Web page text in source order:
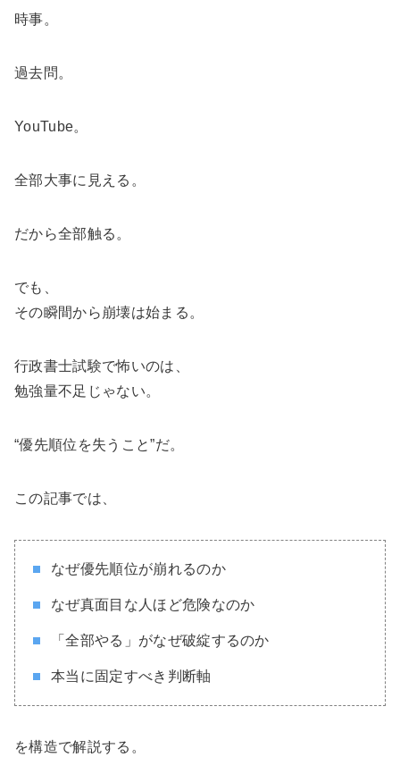
時事。
過去問。
YouTube。
全部大事に見える。
だから全部触る。
でも、
その瞬間から崩壊は始まる。
行政書士試験で怖いのは、
勉強量不足じゃない。
“優先順位を失うこと”だ。
この記事では、
なぜ優先順位が崩れるのか
なぜ真面目な人ほど危険なのか
「全部やる」がなぜ破綻するのか
本当に固定すべき判断軸
を構造で解説する。